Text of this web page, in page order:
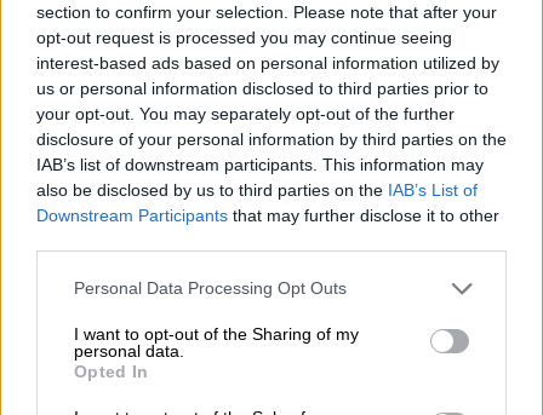
section to confirm your selection. Please note that after your
opt-out request is processed you may continue seeing
interest-based ads based on personal information utilized by
us or personal information disclosed to third parties prior to
your opt-out. You may separately opt-out of the further
disclosure of your personal information by third parties on the
IAB’s list of downstream participants. This information may
also be disclosed by us to third parties on the IAB’s List of
Downstream Participants that may further disclose it to other
Please note that this website/app uses one or more Google
not limited to your visit or usage behaviour. You may click to
grant or deny consent to Google and its third-party tags to
use your data for below specified purposes in below Google
consent section.
Personal Data Processing Opt Outs
I want to opt-out of the Sharing of my
personal data.
Opted In
Παρ’ αυτά είναι μία δωρεάν παροχή σε όλα τα
παιδιά 6 έως 12 ετών και ηδιαδικασίαπου
θα ακολουθηθεί θα είναι απλή καιψηφιακή
Η διαδικασία του voucher «Dentist
Pass»
Οι γονείς θα έχουν τη δυνατότητα να
κλείνουν ραντεβού σεοδοντίατροτης
επιλογήςτους, κάνοντας απλά χρήση του
ψηφιακή κάρτα την οποία θα προμηθεύονται
μετά την αίτηση που θα κάνουν στην